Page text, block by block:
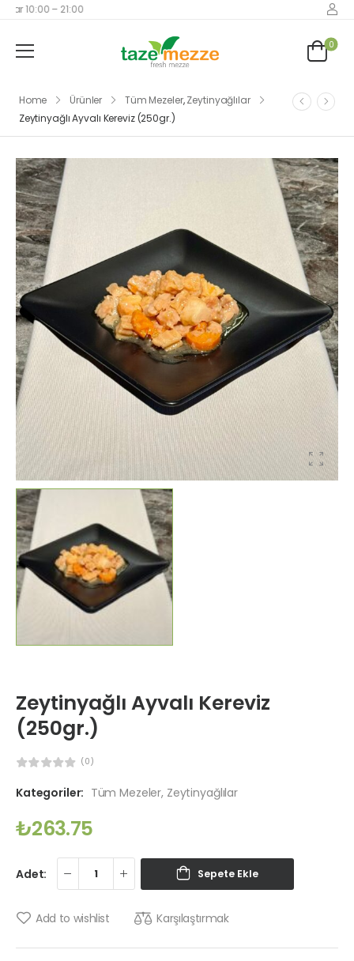
10:00 – 21:00
0
Home Ürünler Tüm Mezeler,Zeytinyağlılar
Zeytinyağlı Ayvalı Kereviz (250gr.)
Zeytinyağlı Ayvalı Kereviz
(250gr.)
(0)
Kategoriler: Tüm Mezeler, Zeytinyağlılar
₺263.75
Adet: Sepete Ekle
Add to wishlist Karşılaştırmak